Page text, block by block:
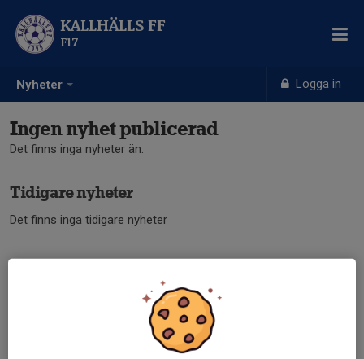
Nyheter Logga in
KALLHÄLLS FF
F17
Ingen nyhet publicerad
Det finns inga nyheter än.
Tidigare nyheter
Det finns inga tidigare nyheter